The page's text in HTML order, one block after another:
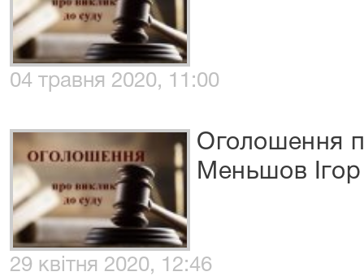
04 травня 2020, 11:00
Оголошення
Меньшов Ігор
29 квітня 2020, 12:46